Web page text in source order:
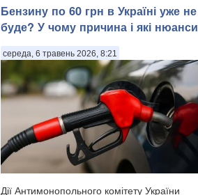
Бензину по 60 грн в Україні уже не
буде? У чому причина і які нюанси
середа, 6 травень 2026, 8:21
Дії Антимонопольного комітету України